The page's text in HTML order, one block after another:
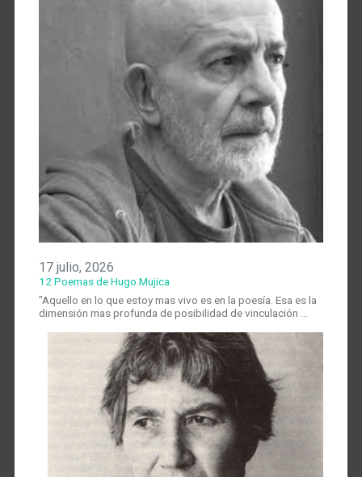
17 julio, 2026
12 Poemas de Hugo Mujica
"Aquello en lo que estoy mas vivo es en la poesía. Esa es la
dimensión mas profunda de posibilidad de vinculación …